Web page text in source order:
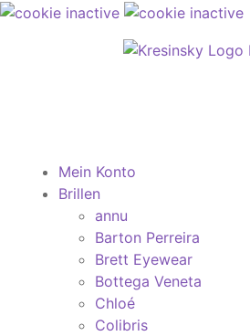
Mein Konto
Brillen
annu
Barton Perreira
Brett Eyewear
Bottega Veneta
Chloé
Colibris